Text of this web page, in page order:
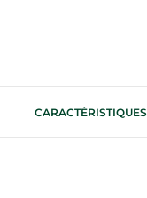
CARACTÉRISTIQUES